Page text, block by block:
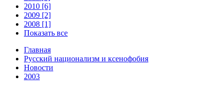
2010 [6]
2009 [2]
2008 [1]
Показать все
Главная
Русский национализм и ксенофобия
Новости
2003